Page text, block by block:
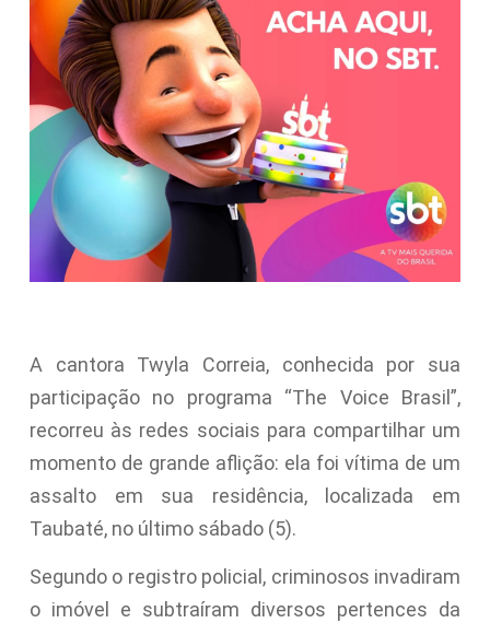
A cantora Twyla Correia, conhecida por sua
participação no programa “The Voice Brasil”,
recorreu às redes sociais para compartilhar um
momento de grande aflição: ela foi vítima de um
assalto em sua residência, localizada em
Taubaté, no último sábado (5).
Segundo o registro policial, criminosos invadiram
o imóvel e subtraíram diversos pertences da